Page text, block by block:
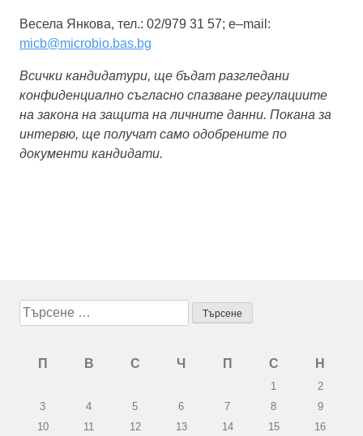
Весела Янкова, тел.: 02/979 31 57; e–mail :
micb@microbio.bas.bg
Всички кандидатури, ще бъдат разгледани
конфиденциално съгласно спазване регулациите
на закона на защита на личните данни. Покана за
интервю, ще получат само одобрените по
документи кандидати.
Търсене
за:
П В С Ч П С Н
1
2
3
4 5 6 7 8
9
10
11 12 13 14 15
16